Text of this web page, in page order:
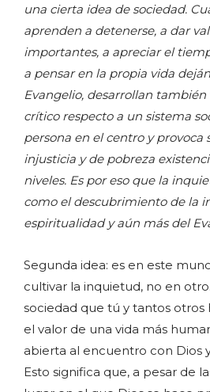
una cierta idea de sociedad.
aprenden a detenerse, a dar
importantes, a apreciar el
a pensar en la propia vida
Evangelio, desarrollan
crítico respecto a un sistema
persona en el centro y provoca
injusticia y de pobreza
niveles. Es por eso que la
como el descubrimiento de la
espiritualidad y aún más del
Segunda idea: es en este
cultivar la inquietud, no en
sociedad que tú y tantos otros
el valor de una vida más
abierta al encuentro con Dios
Esto significa que, a pesar de